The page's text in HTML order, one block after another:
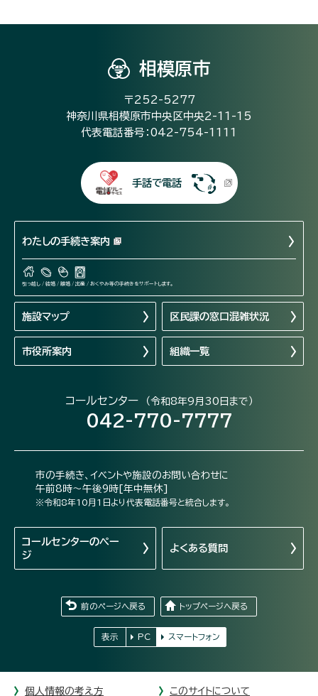
相模原市
〒252-5277
神奈川県相模原市中央区中央2-11-15
代表電話番号：042-754-1111
手話で電話
わたしの手続き案内
引っ越し / 結婚 / 離婚 / 出産 / おくやみ等の手続きをサポートします。
施設マップ 区民課の窓口混雑状況
市役所案内 組織一覧
コールセンター （令和8年9月30日まで）
042-770-7777
市の手続き、イベントや施設のお問い合わせに
午前8時～午後9時[年中無休]
※令和8年10月1日より代表電話番号と統合します。
コールセンターのペー
ジ
よくある質問
前のページへ戻る トップページへ戻る
表示 PC スマートフォン
個人情報の考え方 このサイトについて